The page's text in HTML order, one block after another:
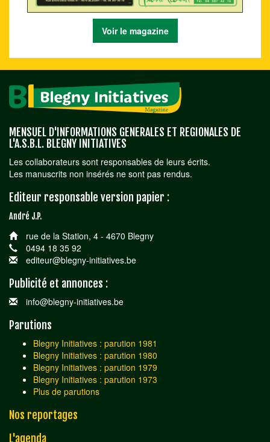
Voir le magazine
MENSUEL D'INFORMATIONS GENERALES ET REGIONALES DE
L'A.S.B.L. BLEGNY INITIATIVES
Les collaborateurs sont responsables de leurs écrits.
Les manuscrits non insérés ne sont pas rendus.
Editeur responsable version papier :
André J.P.
rue de la Station, 4 - 4670 Blegny
0494 18 35 92
editeur@blegny-initiatives.be
Publicité et annonces :
info@blegny-initiatives.be
Parutions
Blegny Initiatives : parution 1981
Blegny Initiatives : parution 1980
Blegny Initiatives : parution 1979
Blegny Initiatives : parution 1973
Plus de parutions
Nos reportages
L'agenda